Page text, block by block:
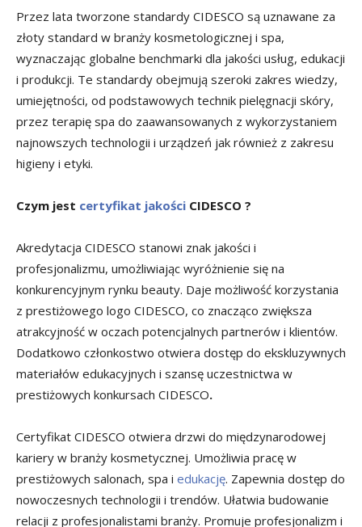
Przez lata tworzone standardy CIDESCO są uznawane za
złoty standard w branży kosmetologicznej i spa,
wyznaczając globalne benchmarki dla jakości usług, edukacji
i produkcji. Te standardy obejmują szeroki zakres wiedzy,
umiejętności, od podstawowych technik pielęgnacji skóry,
przez terapię spa do zaawansowanych z wykorzystaniem
najnowszych technologii i urządzeń jak również z zakresu
higieny i etyki.
Czym jest certyfikat jakości CIDESCO ?
Akredytacja CIDESCO stanowi znak jakości i
profesjonalizmu, umożliwiając wyróżnienie się na
konkurencyjnym rynku beauty. Daje możliwość korzystania
z prestiżowego logo CIDESCO, co znacząco zwiększa
atrakcyjność w oczach potencjalnych partnerów i klientów.
Dodatkowo członkostwo otwiera dostęp do ekskluzywnych
materiałów edukacyjnych i szansę uczestnictwa w
prestiżowych konkursach CIDESCO.
Certyfikat CIDESCO otwiera drzwi do międzynarodowej
kariery w branży kosmetycznej. Umożliwia pracę w
prestiżowych salonach, spa i edukację. Zapewnia dostęp do
nowoczesnych technologii i trendów. Ułatwia budowanie
relacji z profesjonalistami branży. Promuje profesjonalizm i